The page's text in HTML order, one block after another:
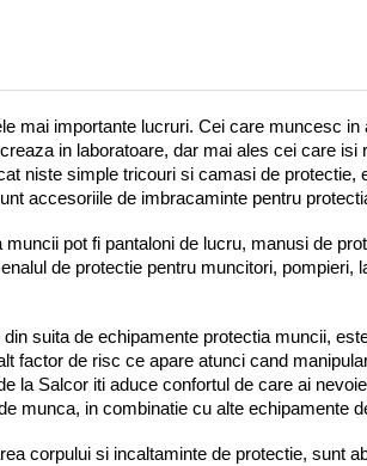
mai importante lucruri. Cei care muncesc in
in laboratoare, dar mai ales cei care isi
niste simple tricouri si camasi de protectie,
accesoriile de imbracaminte pentru
pot fi pantaloni de lucru, manusi de
de protectie pentru muncitori, pompieri,
suita de echipamente protectia muncii,
factor de risc ce apare atunci cand
la Salcor iti aduce confortul de care ai
munca, in combinatie cu alte echipamente
corpului si incaltaminte de protectie, sunt